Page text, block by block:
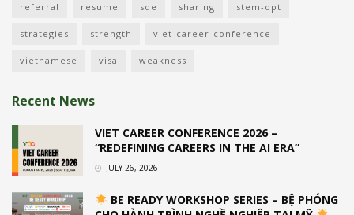
referral resume sde sharing stem-opt
strategies strength viet-career-conference
vietnamese visa weakness
Recent News
VIET CAREER CONFERENCE 2026 –
“REDEFINING CAREERS IN THE AI ERA”
JULY 26, 2026
BE READY WORKSHOP SERIES – BỆ PHÓNG